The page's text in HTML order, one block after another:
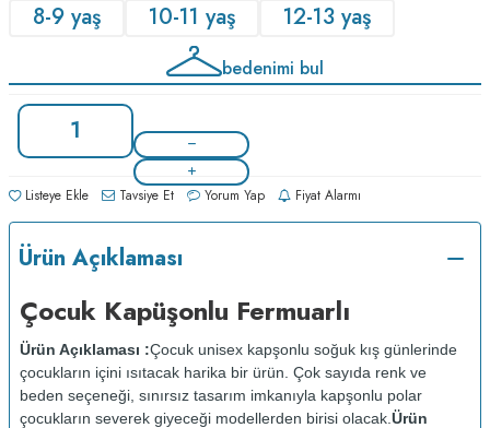
8-9 yaş
10-11 yaş 12-13 yaş
bedenimi bul
Listeye Ekle Tavsiye Et Yorum Yap Fiyat Alarmı
Ürün Açıklaması
Çocuk Kapüşonlu Fermuarlı
Ürün Açıklaması :Çocuk unisex kapşonlu soğuk kış günlerinde
çocukların içini ısıtacak harika bir ürün. Çok sayıda renk ve
beden seçeneği, sınırsız tasarım imkanıyla kapşonlu polar
çocukların severek giyeceği modellerden birisi olacak. Ürün